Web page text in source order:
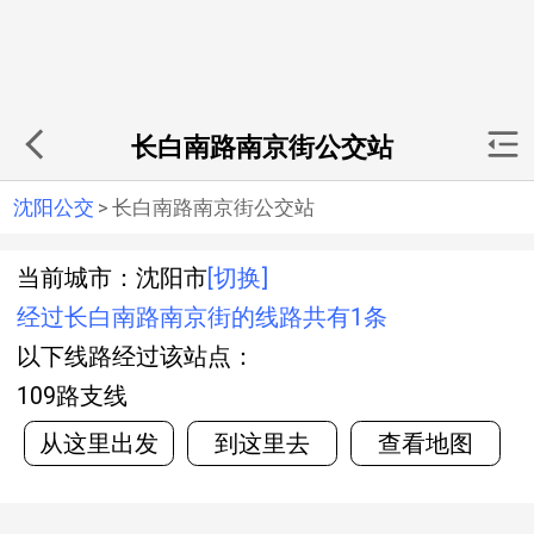
长白南路南京街公交站
沈阳公交 > 长白南路南京街公交站
当前城市：沈阳市 [切换]
经过长白南路南京街的线路共有1条
以下线路经过该站点：
109路支线
从这里出发
到这里去 查看地图